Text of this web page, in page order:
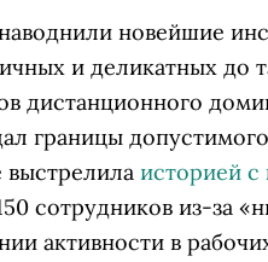
новейшие
и деликатных до
дистанционного
границы
выстрелила историей с
сотрудников из-за
активности в